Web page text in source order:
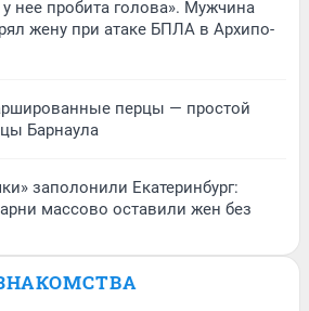
нее пробита голова». Мужчина
жену при атаке БПЛА в Архипо-
перцы — простой
Барнаула
заполонили Екатеринбург:
массово оставили жен без